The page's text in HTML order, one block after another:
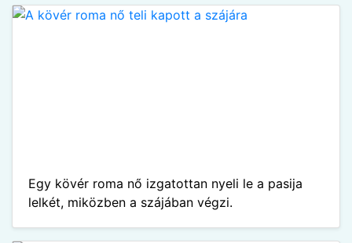
Egy kövér roma nő izgatottan nyeli le a pasija
lelkét, miközben a szájában végzi.